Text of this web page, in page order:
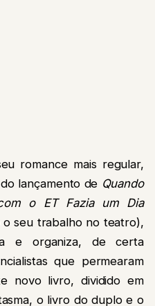
romance mais regular,
lançamento de Quando
o ET Fazia um Dia
seu trabalho no teatro),
e organiza, de certa
que permearam
novo livro, dividido em
o livro do duplo e o